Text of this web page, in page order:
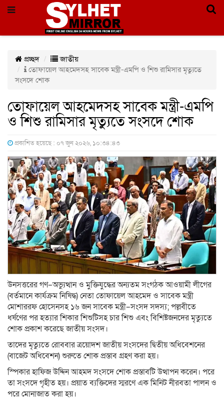
প্রচ্ছদ
জাতীয়
তোফায়েল আহমেদসহ সাবেক মন্ত্রী-এমপি ও শিশু রামিসার মৃত্যুতে
সংসদে শোক
তোফায়েল আহমেদসহ সাবেক মন্ত্রী-এমপি
ও শিশু রামিসার মৃত্যুতে সংসদে শোক
প্রকাশিত হয়েছে : ০৭ জুন ২০২৬, ১০:৩৪:৪৩
উনসত্তরের গণ–অভ্যুত্থান ও মুক্তিযুদ্ধের অন্যতম সংগঠক আওয়ামী লীগের
(বর্তমানে কার্যক্রম নিষিদ্ধ) নেতা তোফায়েল আহমেদ ও সাবেক মন্ত্রী
মোশাররফ হোসেনসহ ১৬ জন সাবেক মন্ত্রী–সংসদ সদস্য; পল্লবীতে
ধর্ষণের পর হত্যার শিকার শিশুটিসহ চার শিশু এবং বিশিষ্টজনদের মৃত্যুতে
শোক প্রকাশ করেছে জাতীয় সংসদ।
তাদের মৃত্যুতে রোববার ত্রয়োদশ জাতীয় সংসদের দ্বিতীয় অধিবেশনের
(বাজেট অধিবেশন) শুরুতে শোক প্রস্তাব গ্রহণ করা হয়।
স্পিকার হাফিজ উদ্দিন আহমদ সংসদে শোক প্রস্তাবটি উত্থাপন করেন। পরে
তা সংসদে গৃহীত হয়। প্রয়াত ব্যক্তিদের স্মরণে এক মিনিট নীরবতা পালন ও
পরে মোনাজাত করা হয়।